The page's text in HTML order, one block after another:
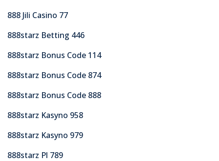
888 Jili Casino 77
888starz Betting 446
888starz Bonus Code 114
888starz Bonus Code 874
888starz Bonus Code 888
888starz Kasyno 958
888starz Kasyno 979
888starz Pl 789